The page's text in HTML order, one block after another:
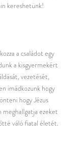
kereshetünk!
a családot egy
a kisgyermekért
vezetését,
imádkozunk hogy
hogy Jézus
meghallgatja ezeket
váló fiatal életét.